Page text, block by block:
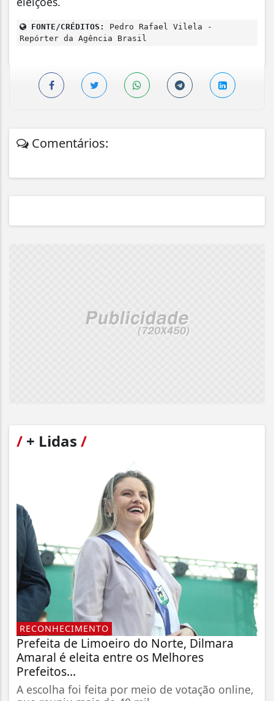
FONTE/CRÉDITOS:
Pedro Rafael Vilela -
Repórter da Agência Brasil
Comentários:
/ + Lidas /
RECONHECIMENTO
Prefeita de Limoeiro do Norte, Dilmara
Amaral é eleita entre os Melhores
Prefeitos...
A escolha foi feita por meio de votação online,